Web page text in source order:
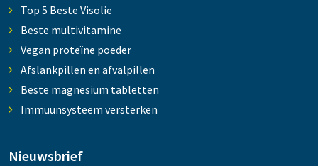
Top 5 Beste Visolie
Beste multivitamine
Vegan proteïne poeder
Afslankpillen en afvalpillen
Beste magnesium tabletten
Immuunsysteem versterken
Nieuwsbrief